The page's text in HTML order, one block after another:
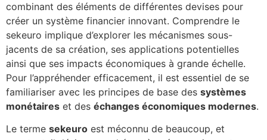
combinant des éléments de différentes devises pour
créer un système financier innovant. Comprendre le
sekeuro implique d’explorer les mécanismes sous-
jacents de sa création, ses applications potentielles
ainsi que ses impacts économiques à grande échelle.
Pour l’appréhender efficacement, il est essentiel de se
familiariser avec les principes de base des systèmes
monétaires et des échanges économiques modernes.
Le terme sekeuro est méconnu de beaucoup, et